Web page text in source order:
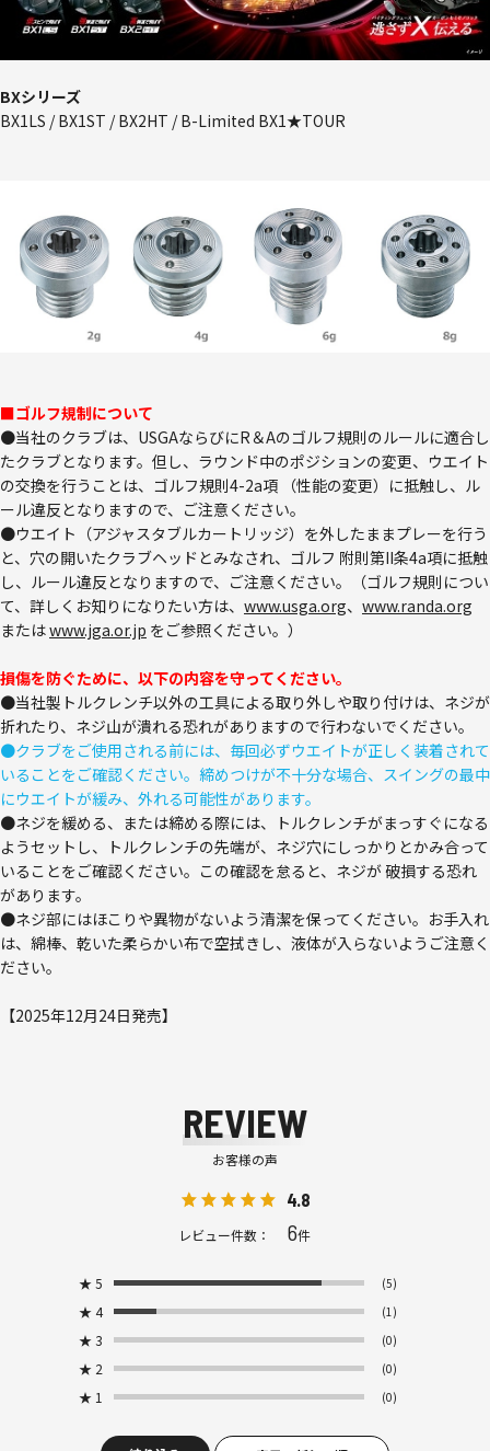
BXシリーズ
BX1LS / BX1ST / BX2HT / B-Limited BX1★TOUR
■ゴルフ規制について
●当社のクラブは、USGAならびにR＆Aのゴルフ規則のルールに適合し
たクラブとなります。但し、ラウンド中のポジションの変更、ウエイト
の交換を行うことは、ゴルフ規則4-2a項 （性能の変更）に抵触し、ル
ール違反となりますので、ご注意ください。
●ウエイト（アジャスタブルカートリッジ）を外したままプレーを行う
と、穴の開いたクラブヘッドとみなされ、ゴルフ 附則第II条4a項に抵触
し、ルール違反となりますので、ご注意ください。（ゴルフ規則につい
て、詳しくお知りになりたい方は、 www.usga.org、 www.randa.org
またはwww.jga.or.jp をご参照ください。）
損傷を防ぐために、以下の内容を守ってください。
●当社製トルクレンチ以外の工具による取り外しや取り付けは、ネジが
折れたり、ネジ山が潰れる恐れがありますので行わないでください。
●クラブをご使用される前には、毎回必ずウエイトが正しく装着されて
いることをご確認ください。締めつけが不十分な場合、スイングの最中
にウエイトが緩み、外れる可能性があります。
●ネジを緩める、または締める際には、トルクレンチがまっすぐになる
ようセットし、トルクレンチの先端が、ネジ穴にしっかりとかみ合って
いることをご確認ください。この確認を怠ると、ネジが 破損する恐れ
があります。
●ネジ部にはほこりや異物がないよう清潔を保ってください。お手入れ
は、綿棒、乾いた柔らかい布で空拭きし、液体が入らないようご注意く
ださい。
【2025年12月24日発売】
REVIEW
お客様の声
4.8
レビュー件数： 6件
★ 5 (5)
★ 4 (1)
★ 3 (0)
★ 2 (0)
★ 1 (0)